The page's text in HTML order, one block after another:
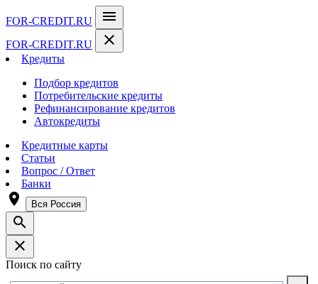
FOR-CREDIT.RU menu
FOR-CREDIT.RU close
Кредиты
Подбор кредитов
Потребительские кредиты
Рефинансирование кредитов
Автокредиты
Кредитные карты
Статьи
Вопрос / Ответ
Банки
room Вся Россия
search
close
Поиск по сайту